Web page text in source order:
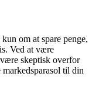
om at spare penge,
Ved at være
skeptisk overfor
til din